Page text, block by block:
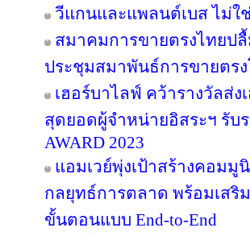
วีแกนและแพลนต์เบส ไม่ใ
สมาคมการขายตรงไทยป
ประชุมสมาพันธ์การขายตร
เฮอร์บาไลฟ์ คว้ารางวัลส่
สุดยอดผู้จำหน่ายอิสระฯ รับ
AWARD 2023
แอมเวย์พุ่งเป้าสร้างคอมมู
กลยุทธ์การตลาด พร้อมเสริ
ขั้นตอนแบบ End-to-End